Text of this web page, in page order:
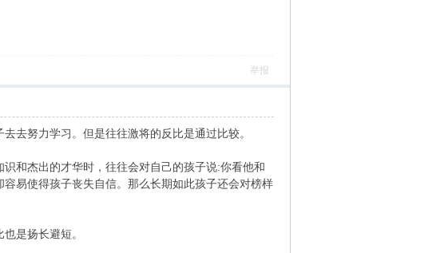
举报
去努力学习。但是往往激将的反比是通过比较。
和杰出的才华时，往往会对自己的孩子说:你看他和
易使得孩子丧失自信。那么长期如此孩子还会对榜样
是扬长避短。